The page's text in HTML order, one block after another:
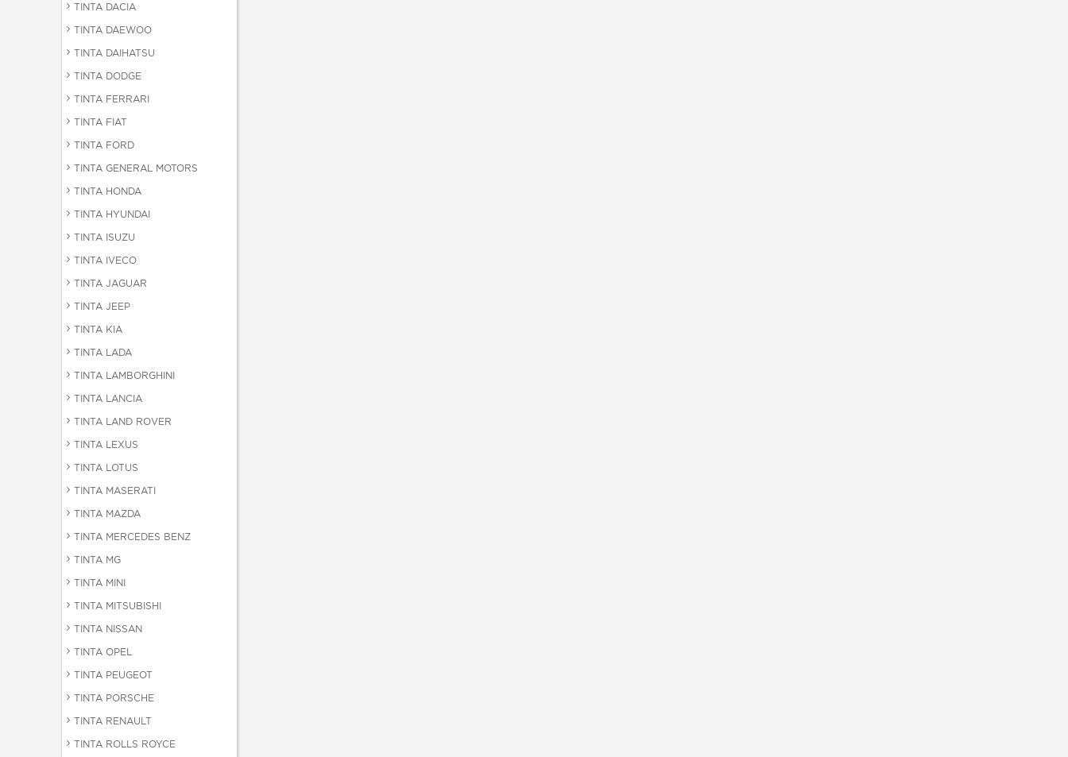
TINTA DACIA
TINTA DAEWOO
TINTA DAIHATSU
TINTA DODGE
TINTA FERRARI
TINTA FIAT
TINTA FORD
TINTA GENERAL MOTORS
TINTA HONDA
TINTA HYUNDAI
TINTA ISUZU
TINTA IVECO
TINTA JAGUAR
TINTA JEEP
TINTA KIA
TINTA LADA
TINTA LAMBORGHINI
TINTA LANCIA
TINTA LAND ROVER
TINTA LEXUS
TINTA LOTUS
TINTA MASERATI
TINTA MAZDA
TINTA MERCEDES BENZ
TINTA MG
TINTA MINI
TINTA MITSUBISHI
TINTA NISSAN
TINTA OPEL
TINTA PEUGEOT
TINTA PORSCHE
TINTA RENAULT
TINTA ROLLS ROYCE